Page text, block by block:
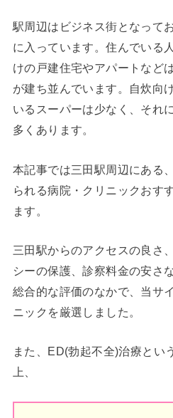
駅周辺はビジネス街となって
に入っています。住んでいる
けの戸建住宅やアパートなど
が建ち並んでいます。自炊向
いるスーパーは少なく、それ
多くあります。
本記事では三田駅周辺にある
られる病院・クリニックおす
ます。
三田駅からのアクセスの良さ
シーの保護、診察料金の安さ
総合的な評価のなかで、当サ
ニックを厳選しました。
また、ED(勃起不全)治療とい
上、